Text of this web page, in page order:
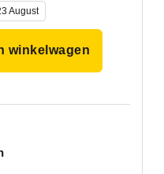
August
winkelwagen